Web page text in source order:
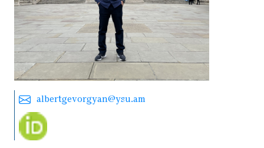
albertgevorgyan@ysu.am